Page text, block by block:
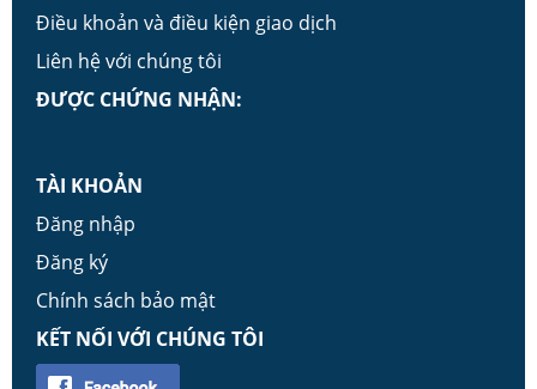
Điều khoản và điều kiện giao dịch
Liên hệ với chúng tôi
ĐƯỢC CHỨNG NHẬN:
TÀI KHOẢN
Đăng nhập
Đăng ký
Chính sách bảo mật
KẾT NỐI VỚI CHÚNG TÔI